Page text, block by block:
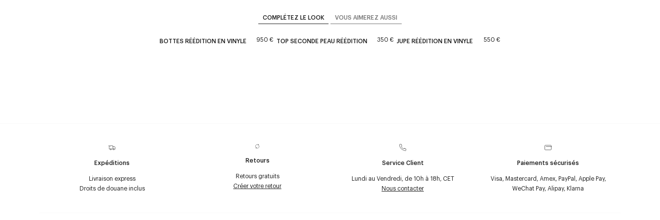
COMPLÉTEZ LE LOOK VOUS AIMEREZ AUSSI
BOTTES RÉÉDITION EN VINYLE 950 € TOP SECONDE PEAU RÉÉDITION 350 € JUPE RÉÉDITION EN VINYLE 550 €
Expéditions
Livraison express
Droits de douane inclus
Retours
Retours gratuits
Créer votre retour
Service Client
Lundi au Vendredi, de 10h à 18h, CET
Nous contacter
Paiements sécurisés
Visa, Mastercard, Amex, PayPal, Apple Pay,
WeChat Pay, Alipay, Klarna